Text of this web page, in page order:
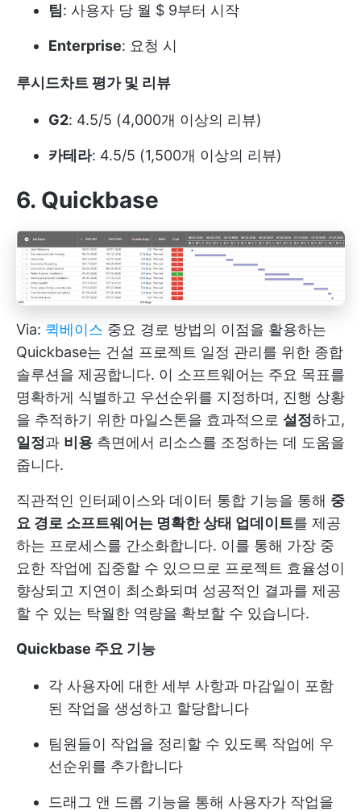
팀: 사용자 당 월 $ 9부터 시작
Enterprise: 요청 시
루시드차트 평가 및 리뷰
G2: 4.5/5 (4,000개 이상의 리뷰)
카테라: 4.5/5 (1,500개 이상의 리뷰)
6. Quickbase
Via: 퀵베이스 중요 경로 방법의 이점을 활용하는
Quickbase는 건설 프로젝트 일정 관리를 위한 종합
솔루션을 제공합니다. 이 소프트웨어는 주요 목표를
명확하게 식별하고 우선순위를 지정하며, 진행 상황
을 추적하기 위한 마일스톤을 효과적으로 설정하고,
일정과 비용 측면에서 리소스를 조정하는 데 도움을
줍니다.
직관적인 인터페이스와 데이터 통합 기능을 통해 중
요 경로 소프트웨어는 명확한 상태 업데이트를 제공
하는 프로세스를 간소화합니다. 이를 통해 가장 중
요한 작업에 집중할 수 있으므로 프로젝트 효율성이
향상되고 지연이 최소화되며 성공적인 결과를 제공
할 수 있는 탁월한 역량을 확보할 수 있습니다.
Quickbase 주요 기능
각 사용자에 대한 세부 사항과 마감일이 포함
된 작업을 생성하고 할당합니다
팀원들이 작업을 정리할 수 있도록 작업에 우
선순위를 추가합니다
드래그 앤 드롭 기능을 통해 사용자가 작업을